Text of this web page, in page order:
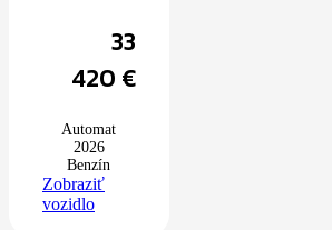
33
420 €
Automat
2026
Benzín
Zobraziť
vozidlo